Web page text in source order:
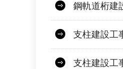
鋼軌道桁建
支柱建設工
支柱建設工